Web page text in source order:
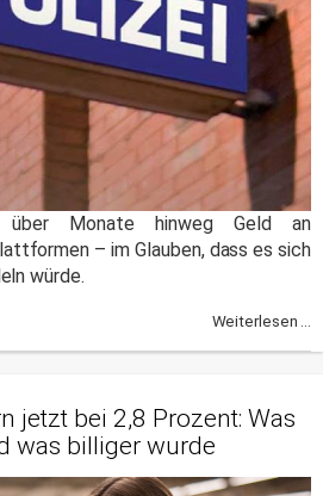
über Monate hinweg Geld an
– im Glauben, dass es sich
würde.
Weiterlesen ...
jetzt bei 2,8 Prozent: Was
was billiger wurde